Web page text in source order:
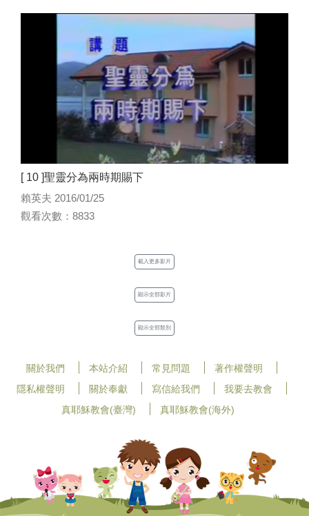
[ 10 ]聖靈分為兩時期賜下
賴英夫 2016/01/25
觀看次數：8833
載入更多影片
顯示全部影片
顯示全部類別
關於我們 本站介紹 常見問題
著作權聲明
隱私權聲明
關於奉獻 寫信給我們
我要去教會
真耶穌教會(臺灣)
真耶穌教會(海外)